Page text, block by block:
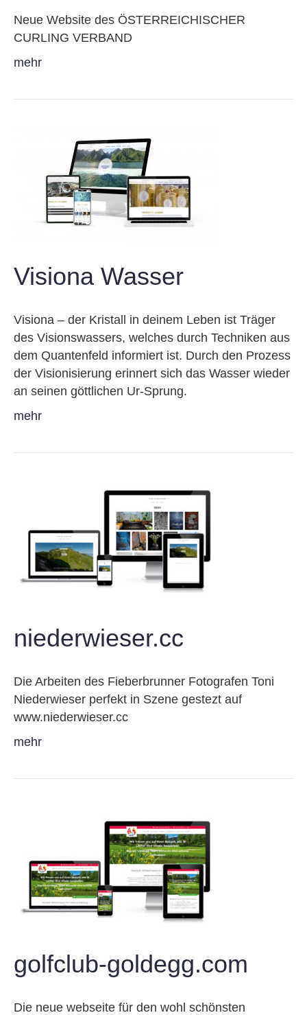
Neue Website des ÖSTERREICHISCHER
CURLING VERBAND
mehr
Visiona Wasser
Visiona – der Kristall in deinem Leben ist Träger
des Visionswassers, welches durch Techniken aus
dem Quantenfeld informiert ist. Durch den Prozess
der Visionisierung erinnert sich das Wasser wieder
an seinen göttlichen Ur-Sprung.
mehr
niederwieser.cc
Die Arbeiten des Fieberbrunner Fotografen Toni
Niederwieser perfekt in Szene gestezt auf
www.niederwieser.cc
mehr
golfclub-goldegg.com
Die neue webseite für den wohl schönsten